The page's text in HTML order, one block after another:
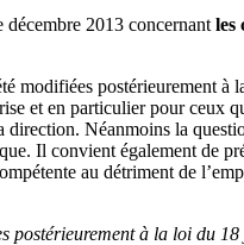
2013 concernant les
modifiées postérieurement
et en particulier pour ceux
Néanmoins la
Il convient également de
au détriment de
postérieurement à la loi du